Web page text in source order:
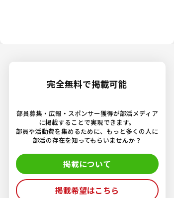
完全無料で掲載可能
部員募集・広報・スポンサー獲得が部活メディア
に掲載することで実現できます。
部員や活動費を集めるために、もっと多くの人に
部活の存在を知ってもらいませんか？
掲載について
掲載希望はこちら